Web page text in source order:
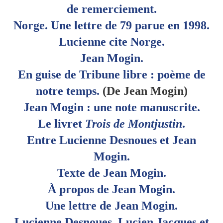
de remerciement.
Norge. Une lettre de 79 parue en 1998.
Lucienne cite Norge.
Jean Mogin.
En guise de Tribune libre : poème de
notre temps. (De Jean Mogin)
Jean Mogin : une note manuscrite.
Le livret Trois de Montjustin.
Entre Lucienne Desnoues et Jean
Mogin.
Texte de Jean Mogin.
À propos de Jean Mogin.
Une lettre de Jean Mogin.